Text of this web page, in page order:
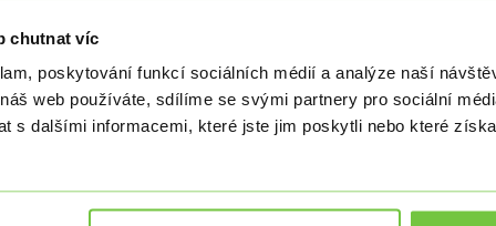
chutnat víc
poskytování funkcí sociálních médií a analýze naší
web používáte, sdílíme se svými partnery pro sociální
s dalšími informacemi, které jste jim poskytli nebo které
pád. Zvyšování ekonomického standardu a životní úrovně
světa tempo růstu o 5,5 %, ale za ta šla nahoru pouze o 3 %.
vzrostla jen o 1,3 %, nezaměstnanost dosáhla na 5,5 % a
ve věku 25-59 let se snížil na 4,8 %, u mladých Číňanů ve